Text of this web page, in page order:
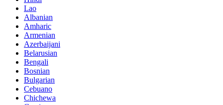
Lao
Albanian
Amharic
Armenian
Azerbaijani
Belarusian
Bengali
Bosnian
Bulgarian
Cebuano
Chichewa